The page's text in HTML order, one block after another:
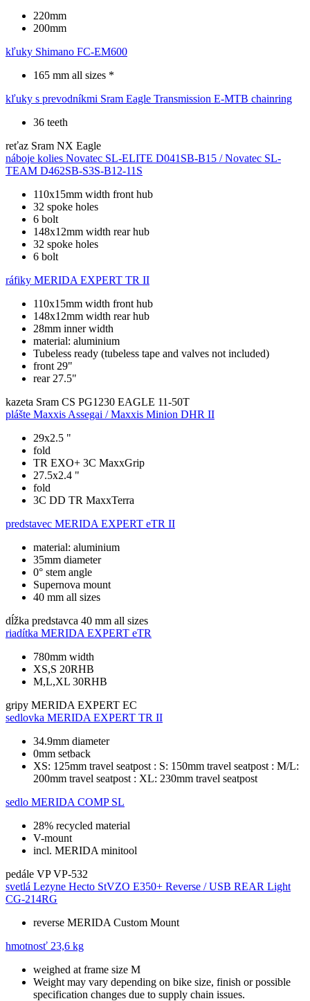
220mm
200mm
kľuky Shimano FC-EM600
165 mm all sizes *
kľuky s prevodníkmi Sram Eagle Transmission E-MTB chainring
36 teeth
reťaz Sram NX Eagle
náboje kolies Novatec SL-ELITE D041SB-B15 / Novatec SL-
TEAM D462SB-S3S-B12-11S
110x15mm width front hub
32 spoke holes
6 bolt
148x12mm width rear hub
32 spoke holes
6 bolt
ráfiky MERIDA EXPERT TR II
110x15mm width front hub
148x12mm width rear hub
28mm inner width
material: aluminium
Tubeless ready (tubeless tape and valves not included)
front 29"
rear 27.5"
kazeta Sram CS PG1230 EAGLE 11-50T
plášte Maxxis Assegai / Maxxis Minion DHR II
29x2.5 "
fold
TR EXO+ 3C MaxxGrip
27.5x2.4 "
fold
3C DD TR MaxxTerra
predstavec MERIDA EXPERT eTR II
material: aluminium
35mm diameter
0° stem angle
Supernova mount
40 mm all sizes
dĺžka predstavca 40 mm all sizes
riadítka MERIDA EXPERT eTR
780mm width
XS,S 20RHB
M,L,XL 30RHB
gripy MERIDA EXPERT EC
sedlovka MERIDA EXPERT TR II
34.9mm diameter
0mm setback
XS: 125mm travel seatpost : S: 150mm travel seatpost : M/L:
200mm travel seatpost : XL: 230mm travel seatpost
sedlo MERIDA COMP SL
28% recycled material
V-mount
incl. MERIDA minitool
pedále VP VP-532
svetlá Lezyne Hecto StVZO E350+ Reverse / USB REAR Light
CG-214RG
reverse MERIDA Custom Mount
hmotnosť 23,6 kg
weighed at frame size M
Weight may vary depending on bike size, finish or possible
specification changes due to supply chain issues.